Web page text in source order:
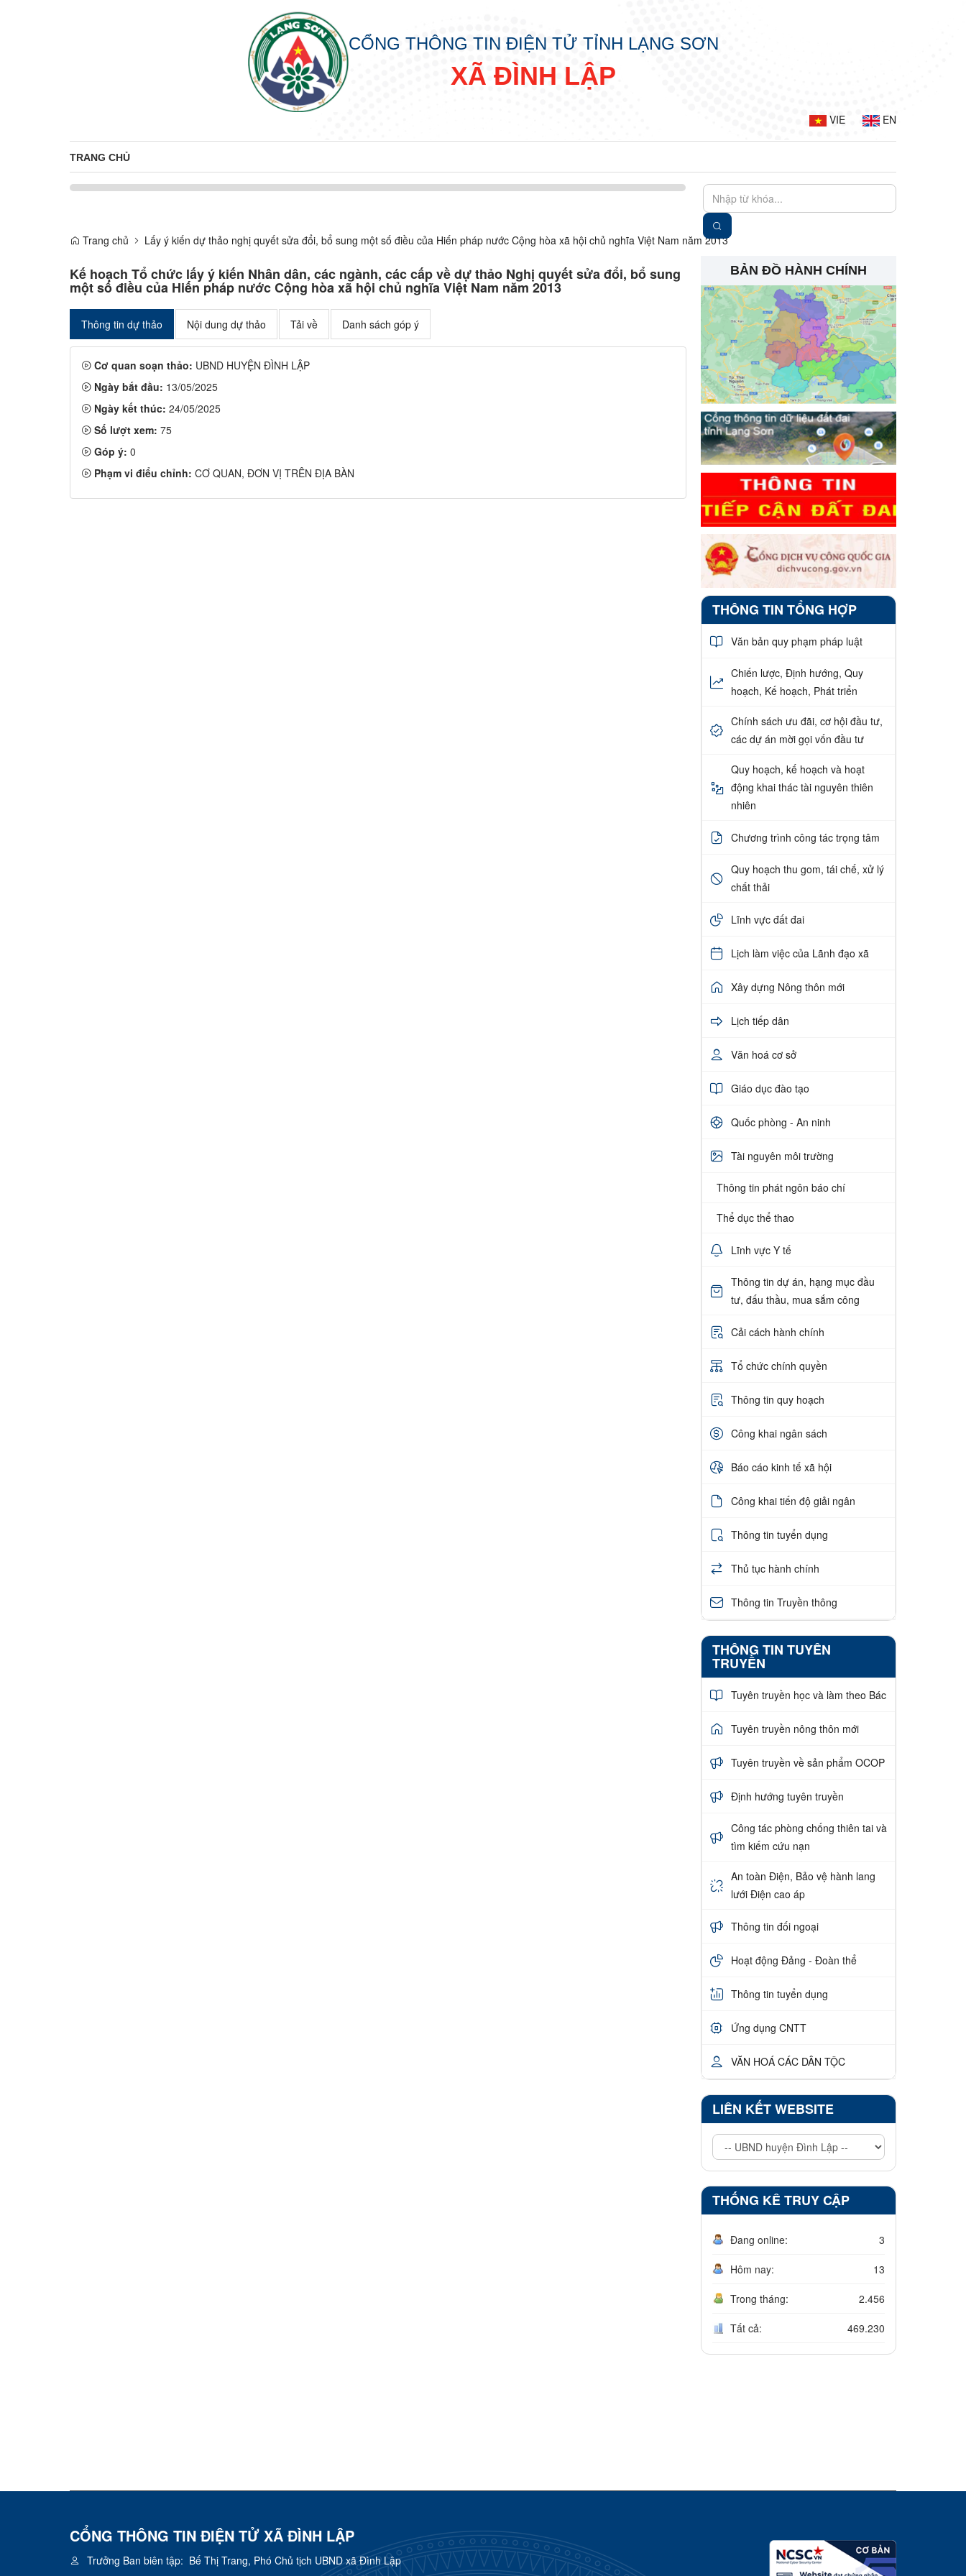
CỔNG THÔNG TIN ĐIỆN TỬ TỈNH LẠNG SƠN
XÃ ĐÌNH LẬP
VIE EN
TRANG CHỦ
Trang chủ Lấy ý kiến dự thảo nghị quyết sửa đổi, bổ sung một số điều của Hiến pháp nước Cộng hòa xã hội chủ nghĩa Việt Nam năm 2013
Kế hoạch Tổ chức lấy ý kiến Nhân dân, các ngành, các cấp về dự thảo Nghị quyết sửa đổi, bổ sung
một số điều của Hiến pháp nước Cộng hòa xã hội chủ nghĩa Việt Nam năm 2013
Thông tin dự thảo Nội dung dự thảo Tải về Danh sách góp ý
Cơ quan soạn thảo: UBND HUYỆN ĐÌNH LẬP
Ngày bắt đầu: 13/05/2025
Ngày kết thúc: 24/05/2025
Số lượt xem: 75
Góp ý: 0
Phạm vi điểu chỉnh: CƠ QUAN, ĐƠN VỊ TRÊN ĐỊA BÀN
BẢN ĐỒ HÀNH CHÍNH
THÔNG TIN TỔNG HỢP
Văn bản quy phạm pháp luật
Chiến lược, Định hướng, Quy
hoạch, Kế hoạch, Phát triển
Chính sách ưu đãi, cơ hội đầu tư,
các dự án mời gọi vốn đầu tư
Quy hoạch, kế hoạch và hoạt
động khai thác tài nguyên thiên
nhiên
Chương trình công tác trọng tâm
Quy hoạch thu gom, tái chế, xử lý
chất thải
Lĩnh vực đất đai
Lịch làm việc của Lãnh đạo xã
Xây dựng Nông thôn mới
Lịch tiếp dân
Văn hoá cơ sở
Giáo dục đào tạo
Quốc phòng - An ninh
Tài nguyên môi trường
Thông tin phát ngôn báo chí
Thể dục thể thao
Lĩnh vực Y tế
Thông tin dự án, hạng mục đầu
tư, đấu thầu, mua sắm công
Cải cách hành chính
Tổ chức chính quyền
Thông tin quy hoạch
Công khai ngân sách
Báo cáo kinh tế xã hội
Công khai tiến độ giải ngân
Thông tin tuyển dụng
Thủ tục hành chính
Thông tin Truyền thông
THÔNG TIN TUYÊN
TRUYỀN
Tuyên truyền học và làm theo Bác
Tuyên truyền nông thôn mới
Tuyên truyền về sản phẩm OCOP
Định hướng tuyên truyền
Công tác phòng chống thiên tai và
tìm kiếm cứu nạn
An toàn Điện, Bảo vệ hành lang
lưới Điện cao áp
Thông tin đối ngoại
Hoạt động Đảng - Đoàn thể
Thông tin tuyển dụng
Ứng dụng CNTT
VĂN HOÁ CÁC DÂN TỘC
LIÊN KẾT WEBSITE
THỐNG KÊ TRUY CẬP
Đang online: 3
Hôm nay: 13
Trong tháng: 2.456
Tất cả: 469.230
CỔNG THÔNG TIN ĐIỆN TỬ XÃ ĐÌNH LẬP
Trưởng Ban biên tập: Bế Thị Trang, Phó Chủ tịch UBND xã Đình Lập